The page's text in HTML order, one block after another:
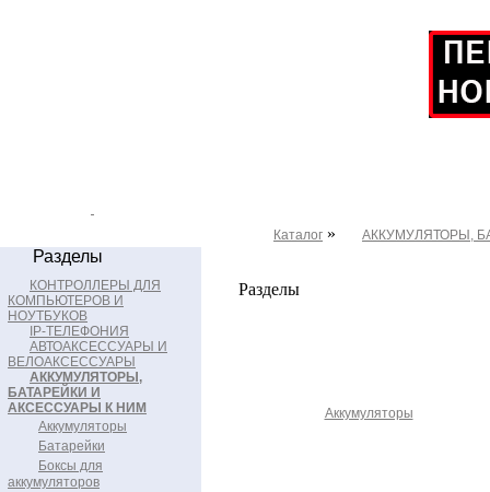
Каталог » АККУМУЛЯТОРЫ,
Разделы
КОНТРОЛЛЕРЫ ДЛЯ
КОМПЬЮТЕРОВ И
НОУТБУКОВ
IP-ТЕЛЕФОНИЯ
АВТОАКСЕССУАРЫ И
ВЕЛОАКСЕССУАРЫ
АККУМУЛЯТОРЫ,
БАТАРЕЙКИ И
АКСЕССУАРЫ К НИМ
Аккумуляторы
Батарейки
Боксы для
аккумуляторов
Разделы
Аккумуляторы